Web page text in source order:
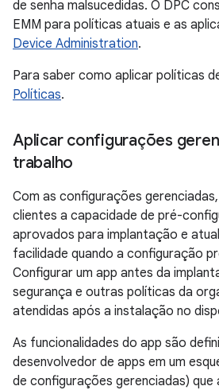
de senha malsucedidas. O DPC
EMM para políticas atuais e as
Device Administration.
Para saber como aplicar políticas
Políticas.
Aplicar configurações
trabalho
Com as configurações
clientes a capacidade de pré-
aprovados para implantação e
facilidade quando a configuração
Configurar um app antes da
segurança e outras políticas da
atendidas após a instalação no
As funcionalidades do app são
desenvolvedor de apps em um
de configurações gerenciadas) que